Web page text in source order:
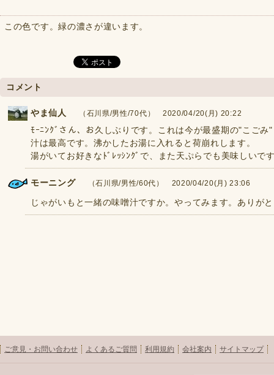
この色です。緑の濃さが違います。
コメント
やま仙人 （石川県/男性/70代） 2020/04/20(月) 20:22
ﾓｰﾆﾝｸﾞさん、お久しぶりです。これは今が最盛期の"こご
汁は最高です。沸かしたお湯に入れると荷崩れします。
湯がいてお好きなﾄﾞﾚｯｼﾝｸﾞで、また天ぷらでも美味しいで
モーニング （石川県/男性/60代） 2020/04/20(月) 23:06
じゃがいもと一緒の味噌汁ですか。やってみます。ありが
ご意見・お問い合わせ よくあるご質問 利用規約 会社案内 サイトマップ